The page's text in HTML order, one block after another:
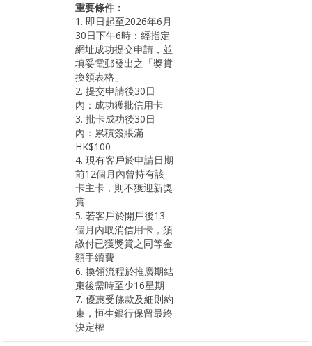
重要條件：
1. 即日起至2026年6月
30日下午6時：經指定
網址成功提交申請，並
填妥電郵發出之「獎賞
換領表格」
2. 提交申請後30日
內：成功獲批信用卡
3. 批卡成功後30日
內：累積簽賬滿
HK$100
4. 現有客戶於申請日期
前12個月內曾持有該
卡主卡，則不獲迎新獎
賞
5. 若客戶於開戶後13
個月內取消信用卡，須
繳付已獲獎賞之同等金
額手續費
6. 換領流程於推廣期結
束後需時至少16星期
7. 優惠受條款及細則約
束，恒生銀行保留最終
決定權